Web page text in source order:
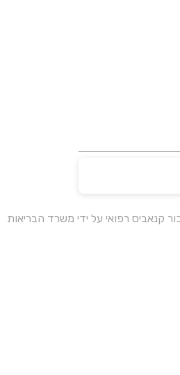
קנאביס רפואי על ידי משרד הבריאות